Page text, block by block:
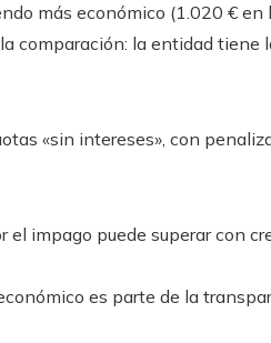
más económico (1.020 € en
comparación: la entidad tiene
«sin intereses», con
impago puede superar con
es parte de la